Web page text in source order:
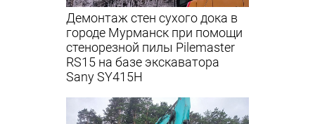
Демонтаж стен сухого дока в
городе Мурманск при помощи
стенорезной пилы Pilemaster
RS15 на базе экскаватора
Sany SY415H